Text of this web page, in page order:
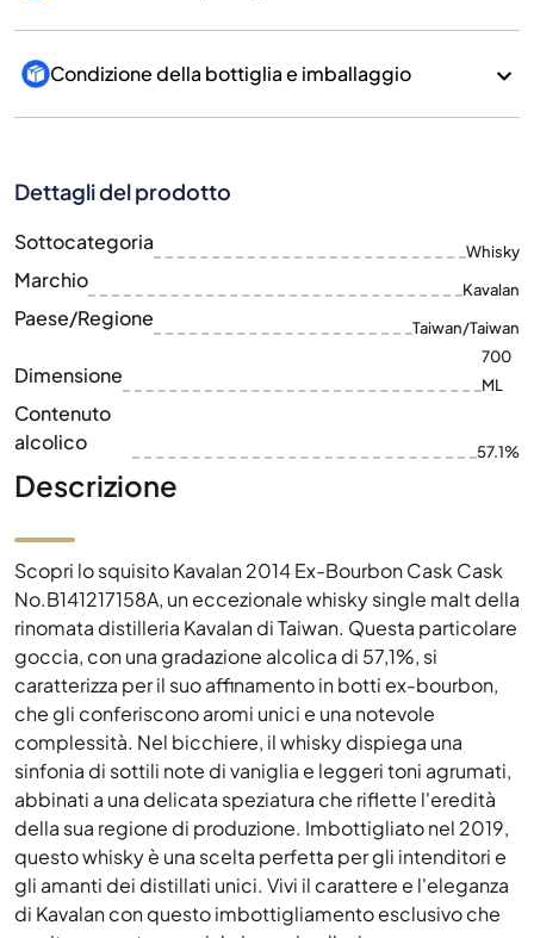
Condizione della bottiglia e imballaggio
Dettagli del prodotto
Sottocategoria Whisky
Marchio Kavalan
Paese/Regione Taiwan/Taiwan
Dimensione
700
ML
Contenuto
alcolico
57.1%
Descrizione
Scopri lo squisito Kavalan 2014 Ex-Bourbon Cask Cask
No.B141217158A, un eccezionale whisky single malt della
rinomata distilleria Kavalan di Taiwan. Questa particolare
goccia, con una gradazione alcolica di 57,1%, si
caratterizza per il suo affinamento in botti ex-bourbon,
che gli conferiscono aromi unici e una notevole
complessità. Nel bicchiere, il whisky dispiega una
sinfonia di sottili note di vaniglia e leggeri toni agrumati,
abbinati a una delicata speziatura che riflette l'eredità
della sua regione di produzione. Imbottigliato nel 2019,
questo whisky è una scelta perfetta per gli intenditori e
gli amanti dei distillati unici. Vivi il carattere e l'eleganza
di Kavalan con questo imbottigliamento esclusivo che